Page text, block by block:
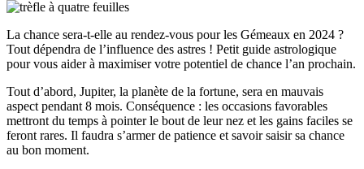
La chance sera-t-elle au rendez-vous pour les Gémeaux en 2024 ?
Tout dépendra de l’influence des astres ! Petit guide astrologique
pour vous aider à maximiser votre potentiel de chance l’an prochain.
Tout d’abord, Jupiter, la planète de la fortune, sera en mauvais
aspect pendant 8 mois. Conséquence : les occasions favorables
mettront du temps à pointer le bout de leur nez et les gains faciles se
feront rares. Il faudra s’armer de patience et savoir saisir sa chance
au bon moment.